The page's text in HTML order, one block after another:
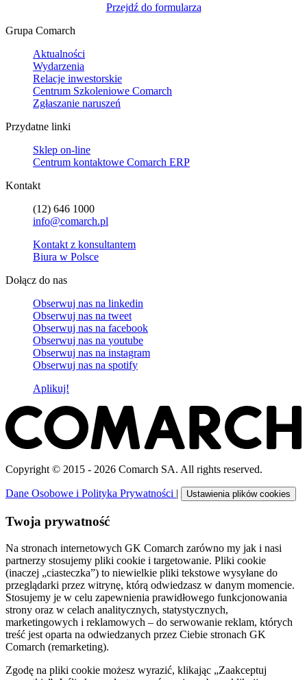
Przejdź do formularza
Grupa Comarch
Aktualności
Wydarzenia
Relacje inwestorskie
Centrum Szkoleniowe Comarch
Zgłaszanie naruszeń
Przydatne linki
Sklep on-line
Centrum kontaktowe Comarch ERP
Kontakt
(12) 646 1000
info@comarch.pl
Kontakt z konsultantem
Biura w Polsce
Dołącz do nas
Obserwuj nas na linkedin
Obserwuj nas na tweet
Obserwuj nas na facebook
Obserwuj nas na youtube
Obserwuj nas na instagram
Obserwuj nas na spotify
Aplikuj!
Copyright © 2015 - 2026 Comarch SA. All rights reserved.
Dane Osobowe i Polityka Prywatności | Ustawienia plików cookies
Twoja prywatność
Na stronach internetowych GK Comarch zarówno my jak i nasi
partnerzy stosujemy pliki cookie i targetowanie. Pliki cookie
(inaczej „ciasteczka”) to niewielkie pliki tekstowe wysyłane do
przeglądarki przez witrynę, którą odwiedzasz w danym momencie.
Stosujemy je w celu zapewnienia prawidłowego funkcjonowania
strony oraz w celach analitycznych, statystycznych,
marketingowych i reklamowych – do serwowanie reklam, których
treść jest oparta na odwiedzanych przez Ciebie stronach GK
Comarch (remarketing).
Zgodę na pliki cookie możesz wyrazić, klikając „Zaakceptuj